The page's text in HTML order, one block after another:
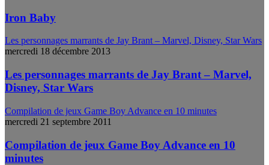
Iron Baby
Les personnages marrants de Jay Brant – Marvel, Disney, Star Wars
mercredi 18 décembre 2013
Les personnages marrants de Jay Brant – Marvel,
Disney, Star Wars
Compilation de jeux Game Boy Advance en 10 minutes
mercredi 21 septembre 2011
Compilation de jeux Game Boy Advance en 10
minutes